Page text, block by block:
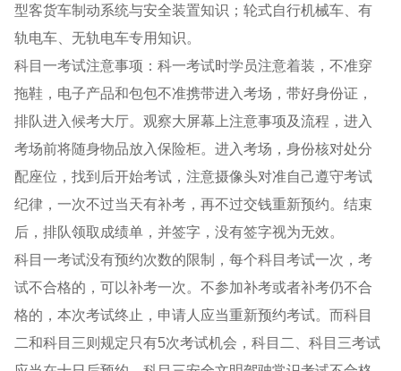
型客货车制动系统与安全装置知识；轮式自行机械车、有
轨电车、无轨电车专用知识。
科目一考试注意事项：科一考试时学员注意着装，不准穿
拖鞋，电子产品和包包不准携带进入考场，带好身份证，
排队进入候考大厅。观察大屏幕上注意事项及流程，进入
考场前将随身物品放入保险柜。进入考场，身份核对处分
配座位，找到后开始考试，注意摄像头对准自己遵守考试
纪律，一次不过当天有补考，再不过交钱重新预约。结束
后，排队领取成绩单，并签字，没有签字视为无效。
科目一考试没有预约次数的限制，每个科目考试一次，考
试不合格的，可以补考一次。不参加补考或者补考仍不合
格的，本次考试终止，申请人应当重新预约考试。而科目
二和科目三则规定只有5次考试机会，科目二、科目三考试